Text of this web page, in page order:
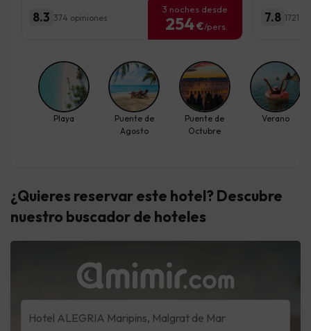
8.3 374 opiniones
3 noches desde
254€/pers.
7.8 1721
Playa
Puente de
Agosto
Puente de
Octubre
Verano
¿Quieres reservar este hotel? Descubre
nuestro buscador de hoteles